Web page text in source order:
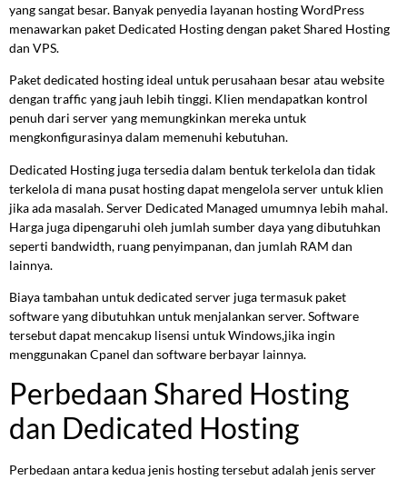
yang sangat besar. Banyak penyedia layanan hosting WordPress
menawarkan paket Dedicated Hosting dengan paket Shared Hosting
dan VPS.
Paket dedicated hosting ideal untuk perusahaan besar atau website
dengan traffic yang jauh lebih tinggi. Klien mendapatkan kontrol
penuh dari server yang memungkinkan mereka untuk
mengkonfigurasinya dalam memenuhi kebutuhan.
Dedicated Hosting juga tersedia dalam bentuk terkelola dan tidak
terkelola di mana pusat hosting dapat mengelola server untuk klien
jika ada masalah. Server Dedicated Managed umumnya lebih mahal.
Harga juga dipengaruhi oleh jumlah sumber daya yang dibutuhkan
seperti bandwidth, ruang penyimpanan, dan jumlah RAM dan
lainnya.
Biaya tambahan untuk dedicated server juga termasuk paket
software yang dibutuhkan untuk menjalankan server. Software
tersebut dapat mencakup lisensi untuk Windows,jika ingin
menggunakan Cpanel dan software berbayar lainnya.
Perbedaan Shared Hosting
dan Dedicated Hosting
Perbedaan antara kedua jenis hosting tersebut adalah jenis server